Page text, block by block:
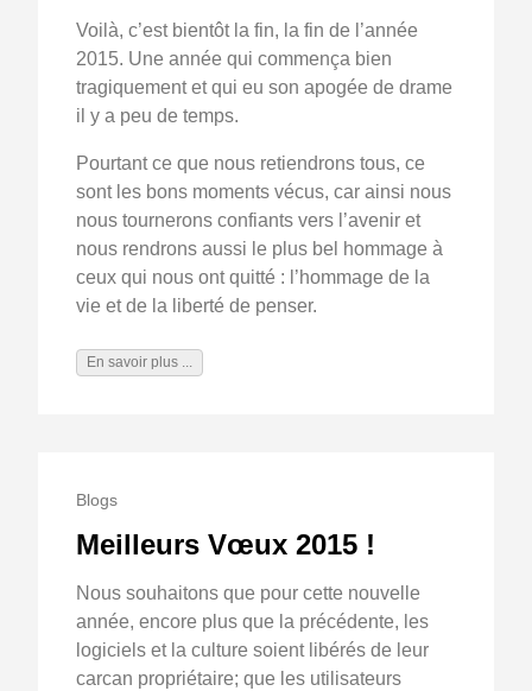
Voilà, c’est bientôt la fin, la fin de l’année
2015. Une année qui commença bien
tragiquement et qui eu son apogée de drame
il y a peu de temps.
Pourtant ce que nous retiendrons tous, ce
sont les bons moments vécus, car ainsi nous
nous tournerons confiants vers l’avenir et
nous rendrons aussi le plus bel hommage à
ceux qui nous ont quitté : l’hommage de la
vie et de la liberté de penser.
En savoir plus ...
Blogs
Meilleurs Vœux 2015 !
Nous souhaitons que pour cette nouvelle
année, encore plus que la précédente, les
logiciels et la culture soient libérés de leur
carcan propriétaire; que les utilisateurs